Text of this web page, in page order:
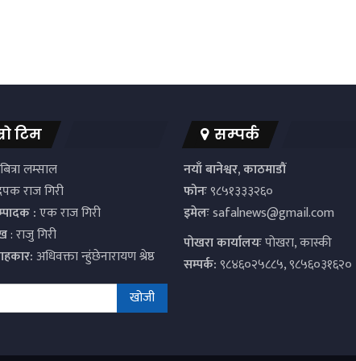
टिम
लम्साल
राज गिरी
:एक राज गिरी
: राजु गिरी
अधिवक्ता न्हुंछेनारायण श्रेष्ठ
सम्पर्क
नयाँ बानेश्वर, काठमाडौं
फोनः९८५१३३३२६०
इमेलःsafalnews@gmail.com
पाेखरा कार्यालयःपोखरा, कास्की
सम्पर्क:९८४६०२५८८५, ९८५६०३१६२०